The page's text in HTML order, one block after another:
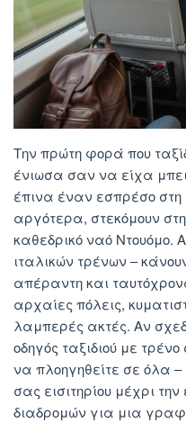
Την πρώτη φορά που
ένιωσα σαν να είχα
έπινα έναν εσπρέσο στη
αργότερα, στεκόμουν
καθεδρικό ναό Ντουόμο.
ιταλικών τρένων –
απέραντη και
αρχαίες πόλεις,
λαμπερές ακτές. Αν
οδηγός ταξιδιού με
να πλοηγηθείτε σε όλα
σας εισιτηρίου μέχρι
διαδρομών για μια